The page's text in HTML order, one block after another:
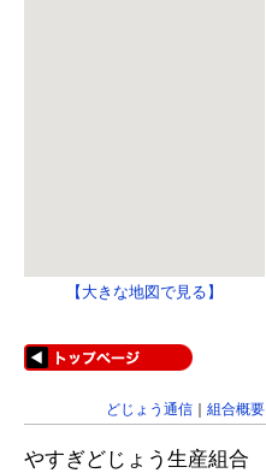
【大きな地図で見る】
どじょう通信 組合概要
やすぎどじょう生産組合